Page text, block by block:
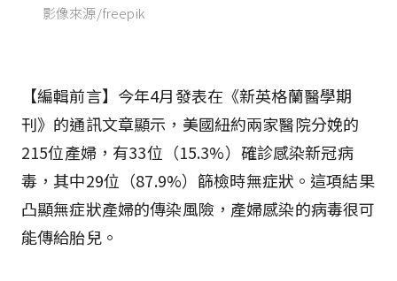
影像來源/freepik
【編輯前言】今年4月發表在《新英格蘭醫學期
刊》的通訊文章顯示，美國紐約兩家醫院分娩的
215位產婦，有33位（15.3%）確診感染新冠病
毒，其中29位（87.9%）篩檢時無症狀。這項結果
凸顯無症狀產婦的傳染風險，產婦感染的病毒很可
能傳給胎兒。